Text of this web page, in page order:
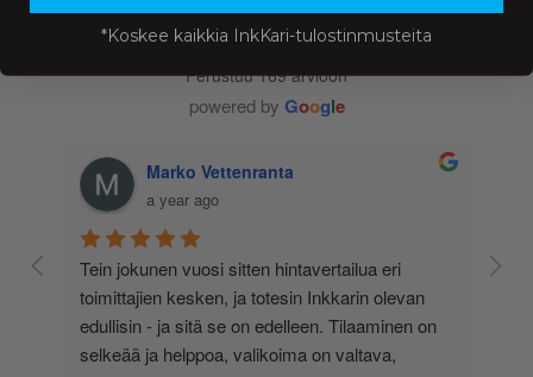
4.6
Perustuu 169 arvioon
powered by Google
Marko Vettenranta
a year ago
Tein jokunen vuosi sitten hintavertailua eri
toimittajien kesken, ja totesin Inkkarin olevan
edullisin - ja sitä se on edelleen. Tilaaminen on
selkeää ja helppoa, valikoima on valtava,
*Koskee kaikkia InkKari-tulostinmusteita